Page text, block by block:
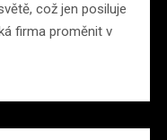
což jen posiluje
firma proměnit v